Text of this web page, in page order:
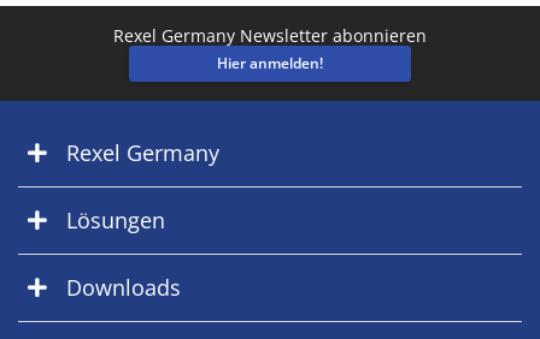
Rexel Germany Newsletter abonnieren
Hier anmelden!
Rexel Germany
Lösungen
Downloads